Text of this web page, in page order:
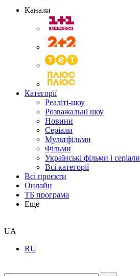
Канали
Категорії
Реаліті-шоу
Розважальні шоу
Новини
Серіали
Мультфільми
Фільми
Українські фільми і серіали
Всі категорії
Всі проєкти
Онлайн
ТБ програма
Еще
UA
RU